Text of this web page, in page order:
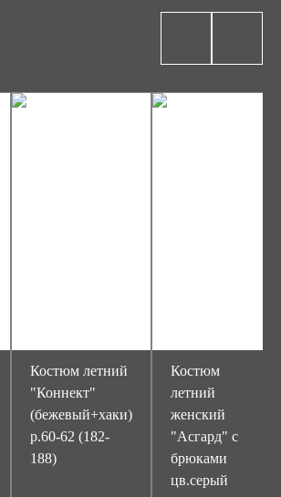
Костюм летний
"Коннект"
(бежевый+хаки)
р.60-62 (182-
188)
Костюм
летний
женский
"Асгард" с
брюками
цв.серый